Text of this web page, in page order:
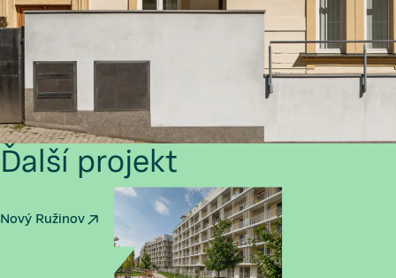
Ďalší projekt
Nový Ružinov